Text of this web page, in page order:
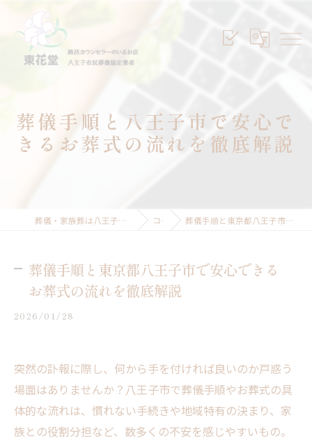
葬儀手順と八王子市で安心で
きるお葬式の流れを徹底解説
葬儀・家族葬は八王子のセレモニープランニング東花堂 コラム 葬儀手順と東京都八王子市で安心できるお葬式の流れを徹底解説
葬儀手順と東京都八王子市で安心できる
お葬式の流れを徹底解説
2026/01/28
突然の訃報に際し、何から手を付ければ良いのか戸惑う
場面はありませんか？八王子市で葬儀手順やお葬式の具
体的な流れは、慣れない手続きや地域特有の決まり、家
族との役割分担など、数多くの不安を感じやすいもの。